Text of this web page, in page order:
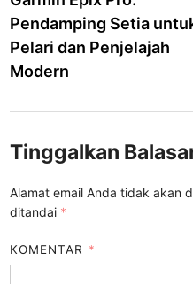
pos
Pendamping Setia
Pelari dan Penjelajah
Modern
Tinggalkan
Alamat email Anda tidak akan
ditandai *
KOMENTAR *